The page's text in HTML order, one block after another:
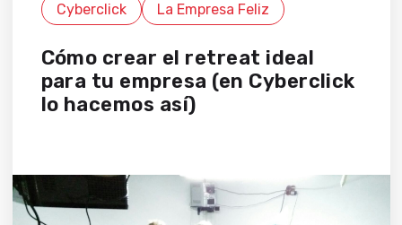
Cyberclick La Empresa Feliz
Cómo crear el retreat ideal
para tu empresa (en Cyberclick
lo hacemos así)